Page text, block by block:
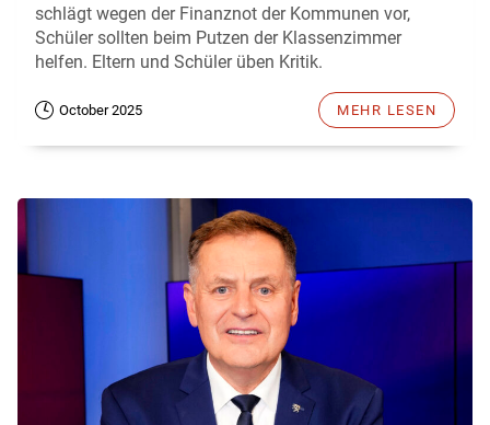
schlägt wegen der Finanznot der Kommunen vor,
Schüler sollten beim Putzen der Klassenzimmer
helfen. Eltern und Schüler üben Kritik.
October 2025 MEHR LESEN